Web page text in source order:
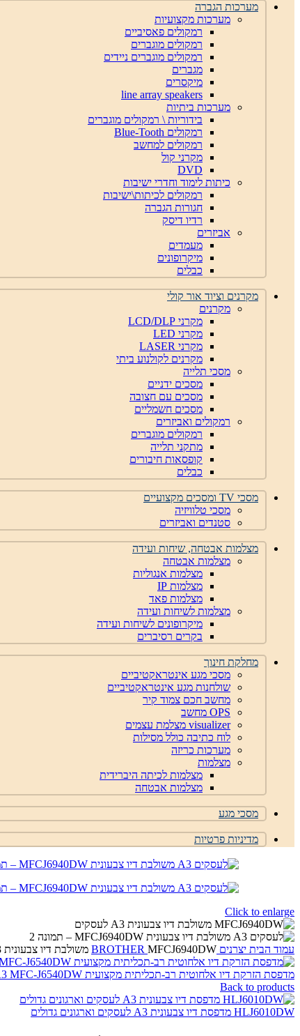
מערכות הגברה
מערכות מקצועיות
רמקולים פאסיביים
רמקולים מוגברים
רמקולים מוגברים ניידים
מגברים
מיקסרים
line array speakers
מערכות ביתיות
בידוריות \ רמקולים מוגברים
רמקולים Blue-Tooth
רמקולים למחשב
מקרני קול
DVD
כיתות לימוד וחדרי ישיבות
רמקולים לכיתות\ישיבות
חגורות הגברה
רדיו דיסק
אביזרים
מעמדים
מיקרופונים
כבלים
מקרנים וציוד אור קולי
מקרנים
מקרני LCD/DLP
מקרני LED
מקרני LASER
מקרנים לקולנוע ביתי
מסכי תלייה
מסכים ידניים
מסכים עם חצובה
מסכים חשמליים
רמקולים ואביזרים
רמקולים מוגברים
מתקני תלייה
קופסאות חיבורים
כבלים
מסכי TV ומסכים מקצועיים
מסכי טלוויזיה
סטנדים ואביזרים
מצלמות אבטחה, שיחות ועידה
מצלמות אבטחה
מצלמות אנגוליות
מצלמות IP
מצלמות פאד
מצלמות לשיחות ועידה
מיקרופונים לשיחות ועידה
בקרים רסיברים
מחלקת חינוך
מסכי מגע אינטראקטיביים
שולחנות מגע אינטראקטיביים
מחשב חכם צמוד קיר
OPS מחשב
visualizer מצלמת עצמים
לוח כתיבה כולל מסילות
מערכות כריזה
מצלמות
מצלמות לכיתה היברידית
מצלמות אבטחה
מסכי מגע
מדיניות פרטיות
Click to enlarge
עמוד הבית יצרנים BROTHER MFCJ6940DW משולבת דיו צבעונית A3 לעסקים
מדפסת הזרקת דיו אלחוטית רב-תכליתית מקצועית A3 MFC-J6540DW
Back to products
HLJ6010DW מדפסת דיו צבעונית A3 לעסקים וארגונים גדולים